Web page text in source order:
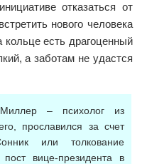
отказаться от
нового человека
есть драгоценный
а заботам не удастся
Миллер – психолог из
прославился за счет
или толкование
вице-президента в